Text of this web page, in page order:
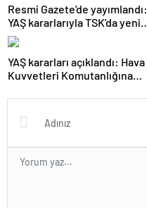
Resmi Gazete'de yayımlandı:
YAŞ kararlarıyla TSK'da yeni
görevlendirmeler
YAŞ kararları açıklandı: Hava
Kuvvetleri Komutanlığına